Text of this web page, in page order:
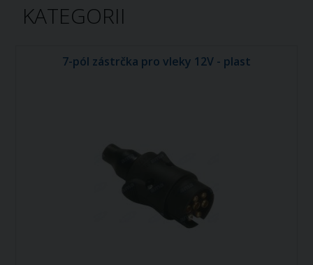
KATEGORII
7-pól zástrčka pro vleky 12V - plast